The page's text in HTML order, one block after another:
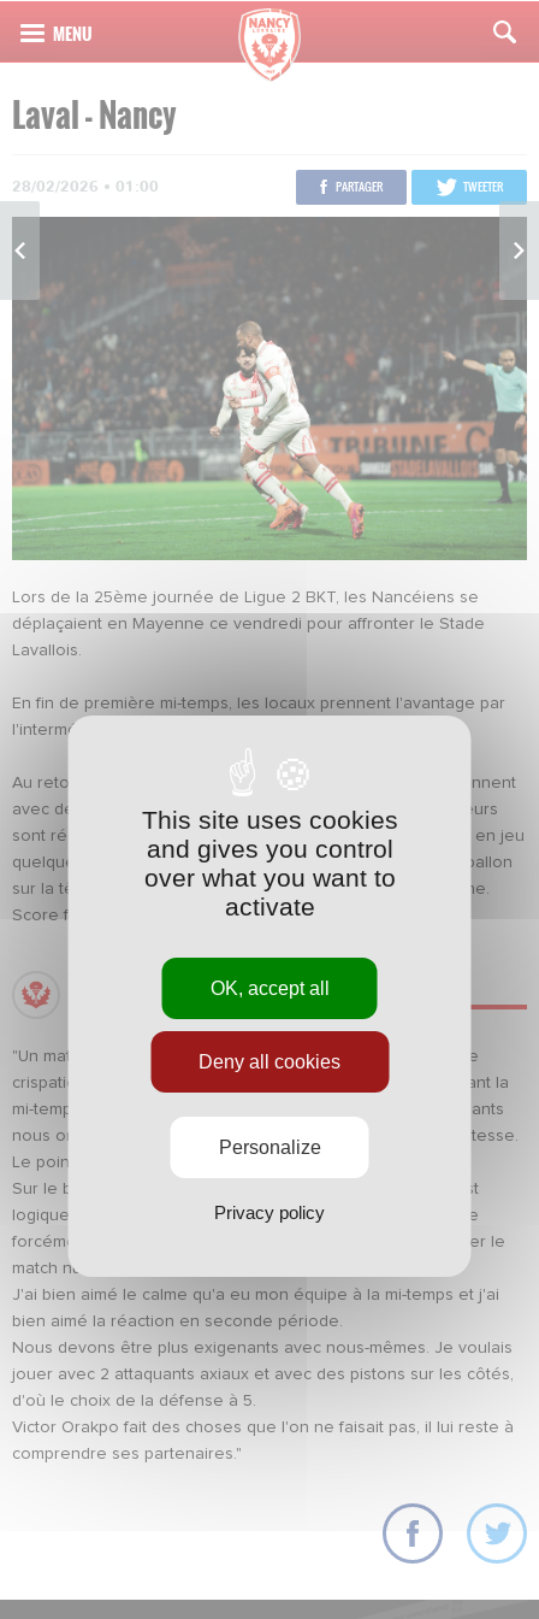
Laval - Nancy
28/02/2026 • 01:00 PARTAGER TWEETER
Lors de la 25ème journée de Ligue 2 BKT, les Nancéiens se
déplaçaient en Mayenne ce vendredi pour affronter le Stade
Lavallois.
En fin de première mi-temps, les locaux prennent l'avantage par
l'intermédaire de Sellouki. 1-0, c'est le score à la pause.
Au retour des vestiaires, les joueurs de Pablo Correa reviennent
avec de meilleures intentions. À force de pousser, les visiteurs
sont récompensés et égalisent à 10 minutes de la fin. Entré en jeu
quelques instants auparavant, Zakaria Fdaouch dépose le ballon
sur la tête de Nicolas Saint-Ruf qui s'impose en bon capitaine.
Score final : 1-1.
LES MOTS DU COACH
"Un match difficile à analyser avec beaucoup de retenue, de
crispation chez les deux équipes. On prend ce but juste avant la
mi-temps mais on a eu un bon discours à la pause. Les entrants
nous ont donné ce petit plus dont on avait besoin, de la justesse.
Le point du nul est mérité vis à vis de la structure du match.
Sur le but de Laval, c'est nous qui sommes en attaque. C'est
logique que l'on marque ensuite. Le match nul nous arrange
forcément plus que l'adversaire. On était pas venus chercher le
match nul, on aurait bien voulu l'emporter.
J'ai bien aimé le calme qu'a eu mon équipe à la mi-temps et j'ai
bien aimé la réaction en seconde période.
Nous devons être plus exigenants avec nous-mêmes. Je voulais
jouer avec 2 attaquants axiaux et avec des pistons sur les côtés,
d'où le choix de la défense à 5.
Victor Orakpo fait des choses que l'on ne faisait pas, il lui reste à
comprendre ses partenaires."
This site uses cookies
and gives you control
over what you want to
activate
OK, accept all
Deny all cookies
Personalize
Privacy policy